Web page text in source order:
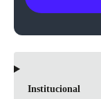
Institucional